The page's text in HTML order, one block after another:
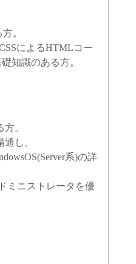
。
によるHTMLコー
知識のある方。
。
し、
系)の詳
ミニストレータを優